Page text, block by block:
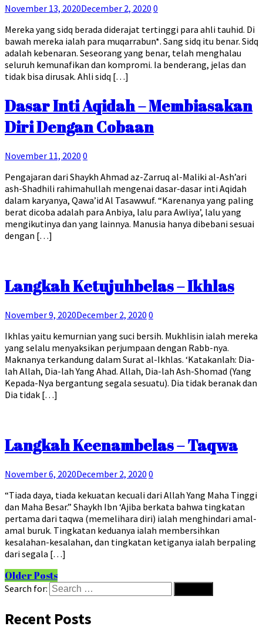
November 13, 2020December 2, 2020 0
Mereka yang sidq berada diderajat tertinggi para ahli tauhid. Di
bawah mereka ialah para muqarrabun*. Sang sidq itu benar. Sidq
adalah kebenaran. Seseorang yang benar, telah menghalau
seluruh kemunafikan dan kompromi. Ia benderang, jelas dan
tidak bisa dirusak. Ahli sidq […]
Dasar Inti Aqidah – Membiasakan
Diri Dengan Cobaan
November 11, 2020 0
Pengajaran dari Shaykh Ahmad az-Zarruq al-Maliki al-Ash’ari
ash-Shadhili rahimahullah mengenai dasar-dasar inti Aqidah
dalam karyanya, Qawa’id Al Tasawwuf. “Karenanya yang paling
berat dicoba adalah para Anbiya, lalu para Awliya’, lalu yang
mengikutinya dan yang lainnya. Manusia hanya dibebani sesuai
dengan […]
Langkah Ketujuhbelas – Ikhlas
November 9, 2020December 2, 2020 0
Ikhlas yaitu kemurnian yang suci bersih. Mukhlisin ialah mereka
yang selalu menyaksikan perjumpaan dengan Rabb-nya.
Maknanya terkandung dalam Surat al-Ikhlas. ‘Katakanlah: Dia-
lah Allah, Dia-lah Yang Ahad. Allah, Dia-lah Ash-Shomad (Yang
Kepada-Nya bergantung segala sesuatu). Dia tidak beranak dan
Dia tidak […]
Langkah Keenambelas – Taqwa
November 6, 2020December 2, 2020 0
“Tiada daya, tiada kekuatan kecuali dari Allah Yang Maha Tinggi
dan Maha Besar.” Shaykh Ibn ‘Ajiba berkata bahwa tingkatan
pertama dari taqwa (memelihara diri) ialah menghindari amal-
amal buruk. Tingkatan keduanya ialah membersihkan
kesalahan-kesalahan, dan tingkatan ketiganya ialah berpaling
dari segala […]
Older Posts
Search for:
Recent Posts